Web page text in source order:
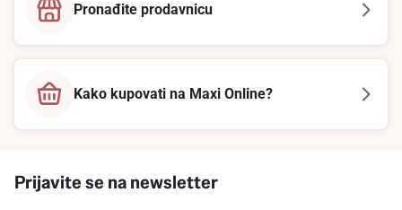
Pronađite prodavnicu
Kako kupovati na Maxi Online?
Prijavite se na newsletter